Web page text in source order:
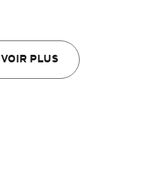
VOIR PLUS